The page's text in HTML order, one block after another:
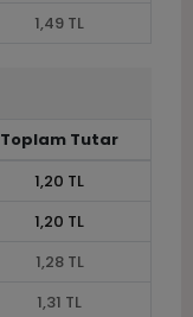
1,49 TL
Toplam Tutar
1,20 TL
1,20 TL
1,28 TL
1,31 TL